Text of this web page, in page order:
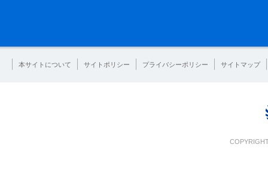
本サイトについて サイトポリシー プライバシーポリシー サイトマップ